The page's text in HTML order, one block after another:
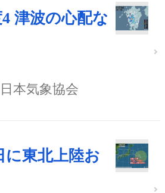
津波の心配な
日本気象協会
に東北上陸お